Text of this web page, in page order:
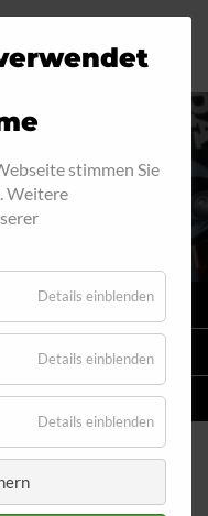
- FEST 520
MOTORRÄDER
MASS
stimmen Sie
Weitere
Details einblenden
Details einblenden
Details einblenden